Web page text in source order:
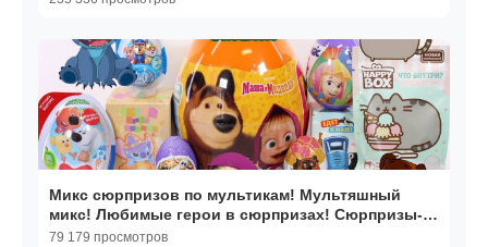
Микс сюрпризов по мультикам! Мультяшный
микс! Любимые герои в сюрпризах! Сюрпризы-
игрушки!
79 179 просмотров